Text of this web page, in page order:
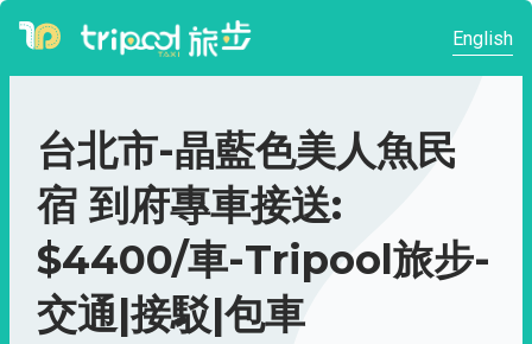
English
台北市-晶藍色美人魚民
宿 到府專車接送:
$4400/車-Tripool旅步-
交通|接駁|包車